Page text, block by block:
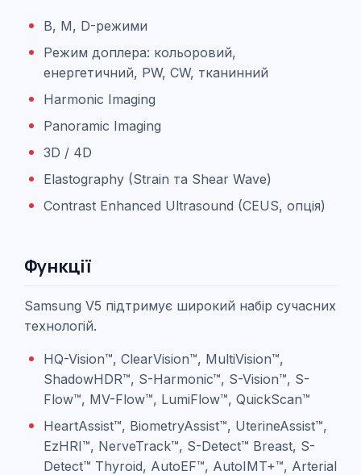
B, M, D-режими
Режим доплера: кольоровий,
енергетичний, PW, CW, тканинний
Harmonic Imaging
Panoramic Imaging
3D / 4D
Elastography (Strain та Shear Wave)
Contrast Enhanced Ultrasound (CEUS, опція)
Функції
Samsung V5 підтримує широкий набір сучасних
технологій.
HQ-Vision™, ClearVision™, MultiVision™,
ShadowHDR™, S-Harmonic™, S-Vision™, S-
Flow™, MV-Flow™, LumiFlow™, QuickScan™
HeartAssist™, BiometryAssist™, UterineAssist™,
EzHRI™, NerveTrack™, S-Detect™ Breast, S-
Detect™ Thyroid, AutoEF™, AutoIMT+™, Arterial